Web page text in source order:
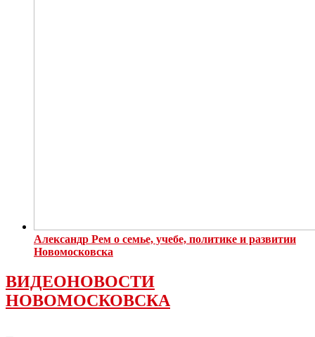
Александр Рем о семье, учебе, политике и развитии
Новомосковска
ВИДЕОНОВОСТИ
НОВОМОСКОВСКА